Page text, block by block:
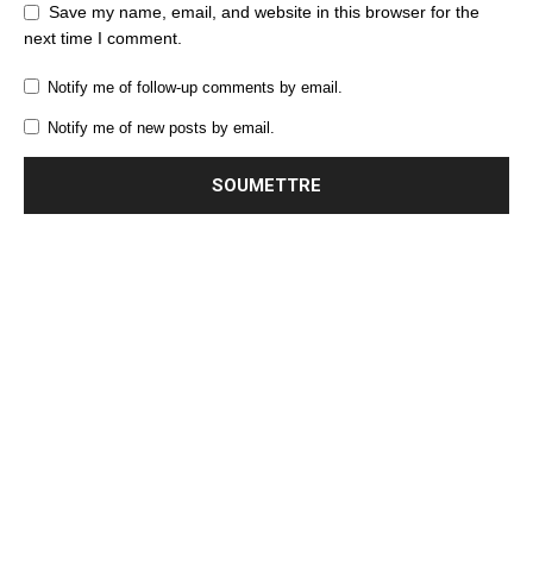
Save my name, email, and website in this browser for the
next time I comment.
Notify me of follow-up comments by email.
Notify me of new posts by email.